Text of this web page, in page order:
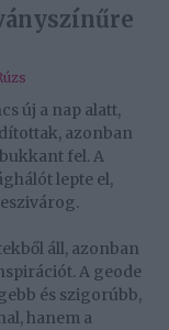
új a nap alatt,
azonban
fel. A
lepte el,
áll, azonban
A geode
és szigorúbb,
hanem a